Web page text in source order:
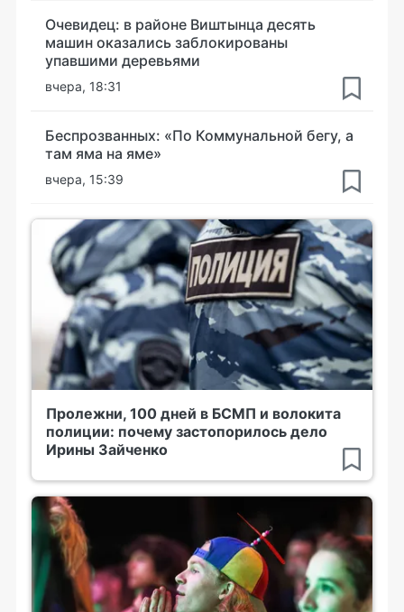
Очевидец: в районе Виштынца десять
машин оказались заблокированы
упавшими деревьями
вчера, 18:31
Беспрозванных: «По Коммунальной бегу, а
там яма на яме»
вчера, 15:39
Пролежни, 100 дней в БСМП и волокита
полиции: почему застопорилось дело
Ирины Зайченко